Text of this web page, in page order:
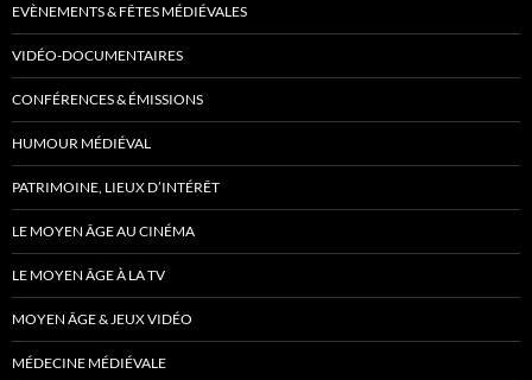
EVÈNEMENTS & FÊTES MÉDIÉVALES
VIDÉO-DOCUMENTAIRES
CONFÉRENCES & ÉMISSIONS
HUMOUR MÉDIÉVAL
PATRIMOINE, LIEUX D’INTÉRÊT
LE MOYEN ÂGE AU CINÉMA
LE MOYEN ÂGE À LA TV
MOYEN ÂGE & JEUX VIDÉO
MÉDECINE MÉDIÉVALE